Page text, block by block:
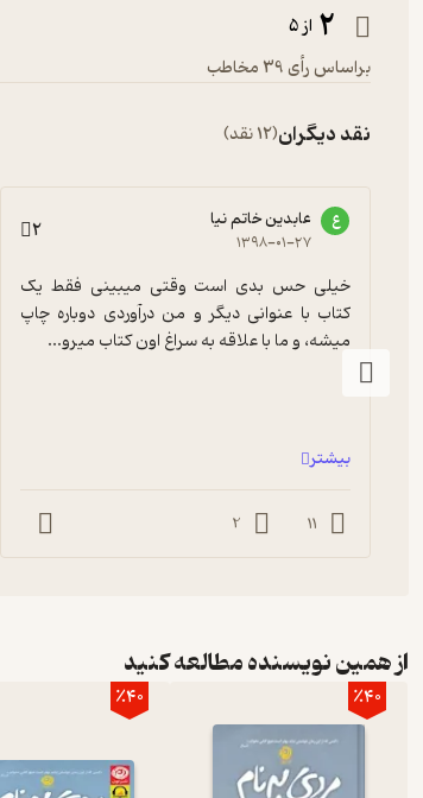
2 از 5
براساس رأی 39 مخاطب
نقد دیگران(12 نقد)
ع عابدین خاتم نیا
۱۳۹۸-۰۱-۲۷ 2
میشه، و ما با علاقه به سراغ اون کتاب میرو...
بیشتر
11
2
از همین نویسنده مطالعه کنید
٪40 ٪40